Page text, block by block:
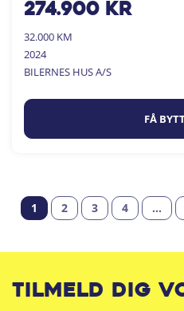
274.900kr
32.000 KM
2024
BILERNES HUS A/S
FÅ
1 2 3 4 …
Tilmeld dig